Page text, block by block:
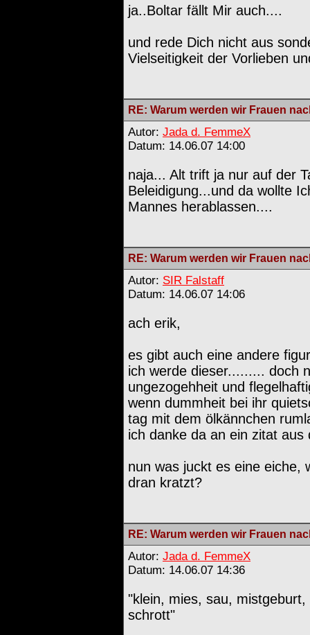
ja..Boltar fällt Mir auch....
und rede Dich nicht aus
Vielseitigkeit der Vorlieben
RE: Warum werden wir Frauen
Autor: Jada d. FemmeX
Datum: 14.06.07 14:00
naja... Alt trift ja nur auf der
Beleidigung...und da wollte
Mannes herablassen....
RE: Warum werden wir Frauen
Autor: SIR Falstaff
Datum: 14.06.07 14:06
ach erik,
es gibt auch eine andere
ich werde dieser......... doch
ungezogehheit und
wenn dummheit bei ihr
tag mit dem ölkännchen
ich danke da an ein zitat aus
nun was juckt es eine eiche,
dran kratzt?
RE: Warum werden wir Frauen
Autor: Jada d. FemmeX
Datum: 14.06.07 14:36
"klein, mies, sau,
schrott"